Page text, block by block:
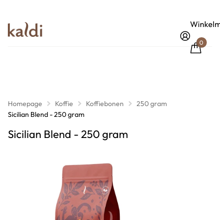
0
Homepage Koffie Koffiebonen
250 gram
Sicilian Blend - 250 gram
Sicilian Blend - 250 gram